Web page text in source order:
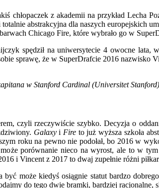
chłopaczek z akademii na przykład Lecha
abstrakcyjna dla naszych europejskich
Chicago Fire, które wybrało go w
spędził na uniwersytecie 4 owocne
sprawę, że w SuperDrafcie 2016 nazwisko
w Stanford Cardinal (Universitet
czyli rzeczywiście szybko. Decyzja o
Galaxyi Fire to już wyższa szkoła
roku na pewno nie podołał, bo 2016 w
porównanie nieco na wyrost, ale to w
i Vincent z 2017 to dwaj zupełnie różni
może kiedyś osiągnie statut bardzo
do tego dwie bramki, bardziej